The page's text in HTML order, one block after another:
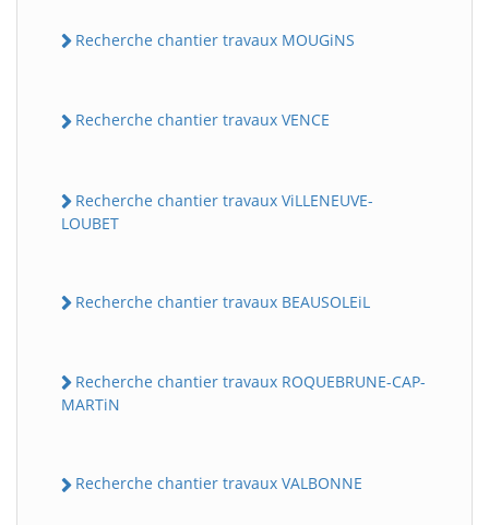
Recherche chantier travaux MOUGiNS
Recherche chantier travaux VENCE
Recherche chantier travaux ViLLENEUVE-
LOUBET
Recherche chantier travaux BEAUSOLEiL
Recherche chantier travaux ROQUEBRUNE-CAP-
MARTiN
Recherche chantier travaux VALBONNE